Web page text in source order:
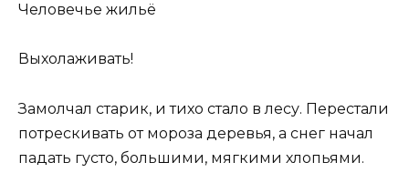
Человечье жильё
Выхолаживать!
Замолчал старик, и тихо стало в лесу. Перестали
потрескивать от мороза деревья, а снег начал
падать густо, большими, мягкими хлопьями.